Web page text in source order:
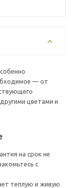
— от
цветами и
на срок не
с
теплую и живую